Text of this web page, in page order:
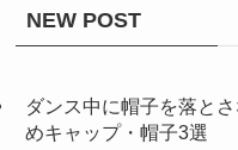
NEW POST
ダンス中に帽子を落と
めキャップ・帽子3選